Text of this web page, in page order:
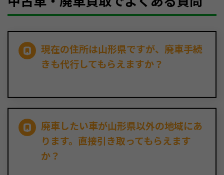
現在の住所は山形県ですが、廃車手続
きも代行してもらえますか？
廃車したい車が山形県以外の地域にあ
ります。直接引き取ってもらえます
か？